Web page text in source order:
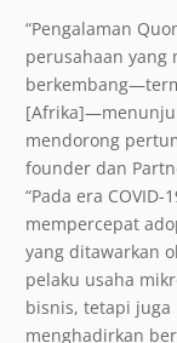
“Pengalaman
perusahaan yang
mendorong
founder dan
“Pada era
mempercepat
yang ditawarkan
pelaku usaha
bisnis, tetapi
menghadirkan